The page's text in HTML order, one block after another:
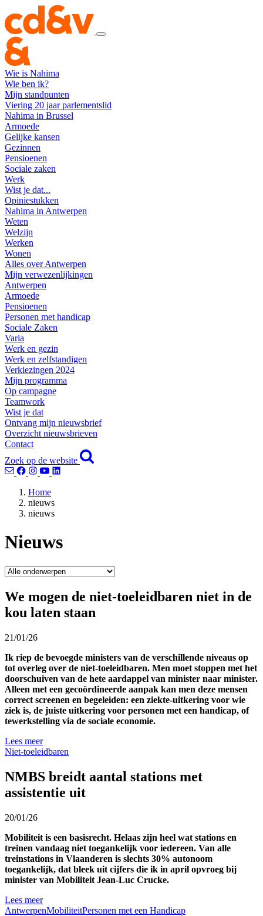
Wie is Nahima
Wie ben ik?
Mijn standpunten
Viering 20 jaar parlementslid
Nahima in Brussel
Armoede
Gelijke kansen
Gezinnen
Pensioenen
Sociale zaken
Werk
Wist je dat...
Opiniestukken
Nahima in Antwerpen
Weten
Welzijn
Werken
Wonen
Alles over Antwerpen
Mijn verwezenlijkingen
Antwerpen
Armoede
Pensioenen
Personen met handicap
Sociale Zaken
Varia
Werk en gezin
Werk en zelfstandigen
Verkiezingen 2024
Mijn programma
Op campagne
Teamwork
Wist je dat
Ontvang mijn nieuwsbrief
Overzicht nieuwsbrieven
Contact
Zoek op de website
Home
nieuws
nieuws
Nieuws
We mogen de niet-toeleidbaren niet in de
kou laten staan
21/01/26
Ik riep de bevoegde ministers van de verschillende niveaus op
tot overleg over de niet-toeleidbaren. Men moet stoppen met het
doorschuiven van de hete aardappel van minister naar minister.
Alleen met een gecoördineerde aanpak kan men deze mensen
correct screenen en begeleiden: een ziekte-uitkering voor wie
ziek is, de juiste uitkering voor personen met een handicap, of
tewerkstelling via de sociale economie.
Lees meer
Niet-toeleidbaren
NMBS breidt aantal stations met
assistentie uit
20/01/26
Mobiliteit is een basisrecht. Helaas zijn heel wat stations en
treinen vandaag niet toegankelijk voor iedereen. Van alle
treinstations in Vlaanderen is slechts 30% autonoom
toegankelijk, dat bleek uit cijfers die ik in april opvroeg bij
minister van Mobiliteit Jean-Luc Crucke.
Lees meer
AntwerpenMobiliteitPersonen met een Handicap